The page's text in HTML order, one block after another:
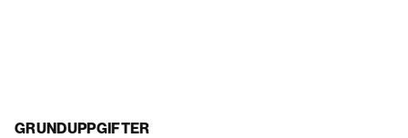
GRUNDUPPGIFTER